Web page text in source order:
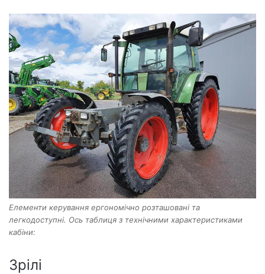
Елементи керування ергономічно розташовані та
легкодоступні. Ось таблиця з технічними характеристиками
кабіни:
Зрілі